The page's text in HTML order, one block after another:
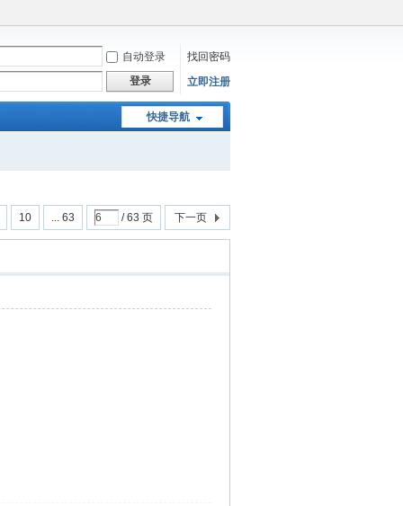
自动登录
找回密码
登录
立即注册
快捷导航
10 ... 63 / 63 页 下一页